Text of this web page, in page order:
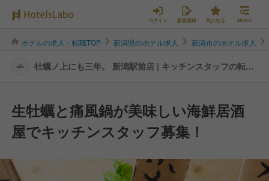
ログイン 新規登録 気になる MENU
ホテルの求人・転職TOP 新潟県のホテル求人 新潟市のホテル求人
牡蠣ノ上にも三年。 新潟駅前店 | キッチンスタッフの転
生牡蠣と痛風鍋が美味しい海鮮居酒
屋でキッチンスタッフ募集！